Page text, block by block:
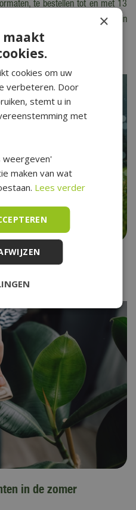
te bestellen tot en met 13
door Dr. Love himself in
een straal van 15 km.
berichten:
eigen tuin
in de zomer
×
maakt
cookies om uw
verbeteren. Door
stemt u in
met
weergeven'
maken van wat
Lees verder